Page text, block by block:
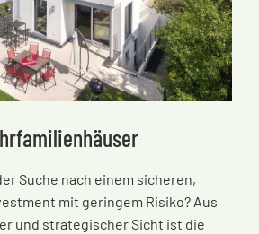
Suche nach einem sicheren,
mit geringem Risiko? Aus
und strategischer Sicht ist die